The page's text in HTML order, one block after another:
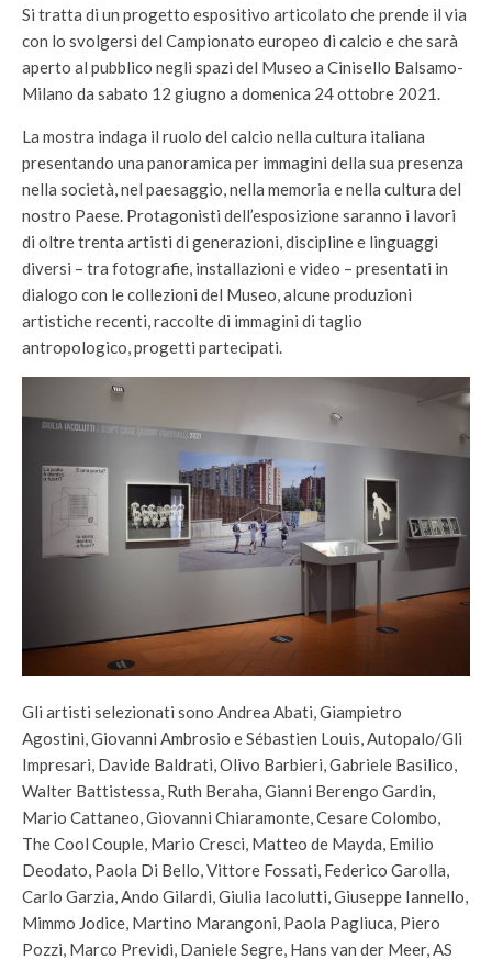
Si tratta di un progetto espositivo articolato che prende il via
con lo svolgersi del Campionato europeo di calcio e che sarà
aperto al pubblico negli spazi del Museo a Cinisello Balsamo-
Milano da sabato 12 giugno a domenica 24 ottobre 2021.
La mostra indaga il ruolo del calcio nella cultura italiana
presentando una panoramica per immagini della sua presenza
nella società, nel paesaggio, nella memoria e nella cultura del
nostro Paese. Protagonisti dell’esposizione saranno i lavori
di oltre trenta artisti di generazioni, discipline e linguaggi
diversi – tra fotografie, installazioni e video – presentati in
dialogo con le collezioni del Museo, alcune produzioni
artistiche recenti, raccolte di immagini di taglio
antropologico, progetti partecipati.
Gli artisti selezionati sono Andrea Abati, Giampietro
Agostini, Giovanni Ambrosio e Sébastien Louis, Autopalo/Gli
Impresari, Davide Baldrati, Olivo Barbieri, Gabriele Basilico,
Walter Battistessa, Ruth Beraha, Gianni Berengo Gardin,
Mario Cattaneo, Giovanni Chiaramonte, Cesare Colombo,
The Cool Couple, Mario Cresci, Matteo de Mayda, Emilio
Deodato, Paola Di Bello, Vittore Fossati, Federico Garolla,
Carlo Garzia, Ando Gilardi, Giulia Iacolutti, Giuseppe Iannello,
Mimmo Jodice, Martino Marangoni, Paola Pagliuca, Piero
Pozzi, Marco Previdi, Daniele Segre, Hans van der Meer, AS